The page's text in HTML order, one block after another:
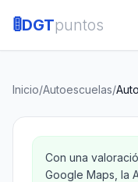
🚦DGTpuntos
Inicio/Autoescuelas/
Con una
Google Maps, la